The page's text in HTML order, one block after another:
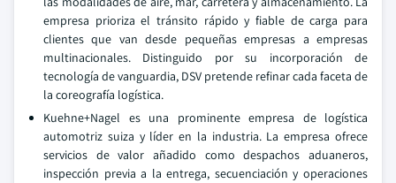
empresa prioriza el tránsito rápido y fiable de carga para
clientes que van desde pequeñas empresas a empresas
multinacionales. Distinguido por su incorporación de
tecnología de vanguardia, DSV pretende refinar cada faceta de
la coreografía logística.
Kuehne+Nagel es una prominente empresa de logística
automotriz suiza y líder en la industria. La empresa ofrece
servicios de valor añadido como despachos aduaneros,
inspección previa a la entrega, secuenciación y operaciones